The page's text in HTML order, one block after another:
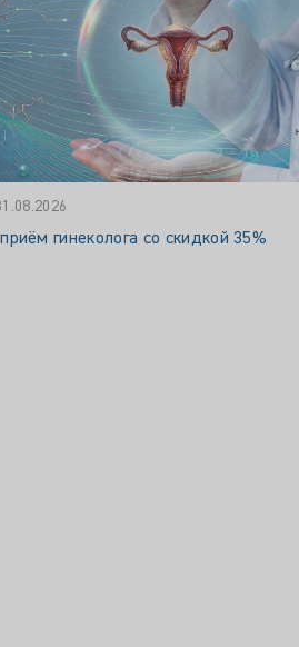
гинеколога со скидкой 35%